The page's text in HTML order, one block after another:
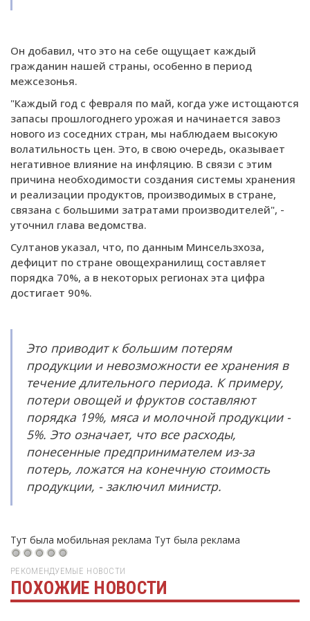
Он добавил, что это на себе ощущает каждый
гражданин нашей страны, особенно в период
межсезонья.
"Каждый год с февраля по май, когда уже истощаются
запасы прошлогоднего урожая и начинается завоз
нового из соседних стран, мы наблюдаем высокую
волатильность цен. Это, в свою очередь, оказывает
негативное влияние на инфляцию. В связи с этим
причина необходимости создания системы хранения
и реализации продуктов, производимых в стране,
связана с большими затратами производителей", -
уточнил глава ведомства.
Султанов указал, что, по данным Минсельзхоза,
дефицит по стране овощехранилищ составляет
порядка 70%, а в некоторых регионах эта цифра
достигает 90%.
Это приводит к большим потерям
продукции и невозможности ее хранения в
течение длительного периода. К примеру,
потери овощей и фруктов составляют
порядка 19%, мяса и молочной продукции -
5%. Это означает, что все расходы,
понесенные предпринимателем из-за
потерь, ложатся на конечную стоимость
продукции, - заключил министр.
Тут была мобильная реклама Тут была реклама
РЕКОМЕНДУЕМЫЕ НОВОСТИ
ПОХОЖИЕ НОВОСТИ